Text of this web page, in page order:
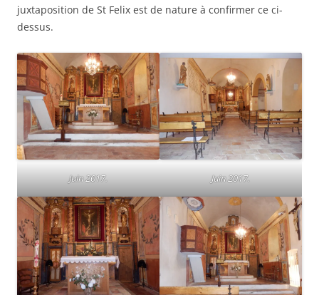
juxtaposition de St Felix est de nature à confirmer ce ci-
dessus.
Juin 2017. Juin 2017.